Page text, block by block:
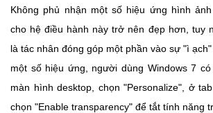
Không phủ nhận một số hiệu ứng hình
cho hệ điều hành này trở nên đẹp hơn, tuy
là tác nhân đóng góp một phần vào sự "ì
một số hiệu ứng, người dùng Windows 7
màn hình desktop, chọn "Personalize", ở
chọn "Enable transparency" để tắt tính năng